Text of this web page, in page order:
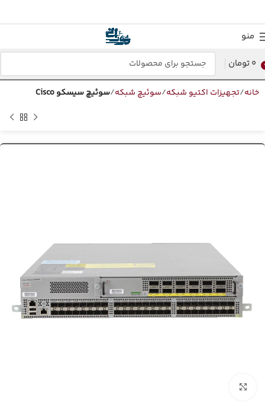
منو
0تومان
خانه تجهیزات اکتیو شبکه سوئیچ شبکه سوئیچ سیسکو Cisco